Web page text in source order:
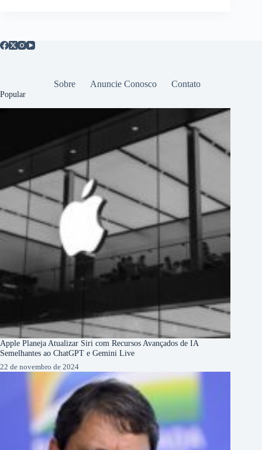
Sobre Anuncie Conosco Contato
Popular
Apple Planeja Atualizar Siri com Recursos Avançados de IA
Semelhantes ao ChatGPT e Gemini Live
22 de novembro de 2024